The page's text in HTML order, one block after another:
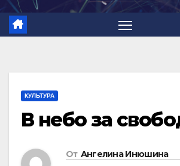
КУЛЬТУРА
В небо за
От Ангелина Инюшина